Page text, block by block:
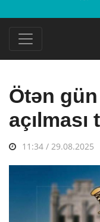
Ötən
11:34 / 29.08.2025